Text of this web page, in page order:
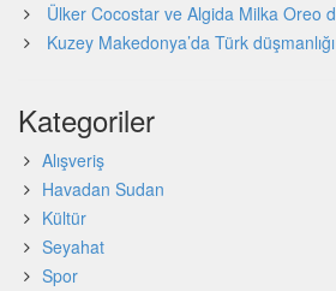
Ülker Cocostar ve Algida Milka Oreo
Kuzey Makedonya’da Türk
Kategoriler
Alışveriş
Havadan Sudan
Kültür
Seyahat
Spor